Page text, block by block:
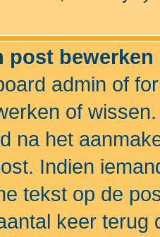
post
admin of
of
na het
Indien
tekst op de
keer terug